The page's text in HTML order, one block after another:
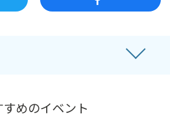
すめのイベント